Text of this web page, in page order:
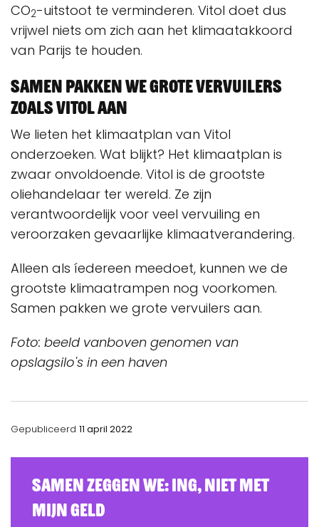
CO2-uitstoot te verminderen. Vitol doet dus
vrijwel niets om zich aan het klimaatakkoord
van Parijs te houden.
Samen pakken we grote vervuilers
zoals Vitol aan
We lieten het klimaatplan van Vitol
onderzoeken. Wat blijkt? Het klimaatplan is
zwaar onvoldoende. Vitol is de grootste
oliehandelaar ter wereld. Ze zijn
verantwoordelijk voor veel vervuiling en
veroorzaken gevaarlijke klimaatverandering.
Alleen als íedereen meedoet, kunnen we de
grootste klimaatrampen nog voorkomen.
Samen pakken we grote vervuilers aan.
Foto: beeld vanboven genomen van
opslagsilo's in een haven
Gepubliceerd 11 april 2022
Samen zeggen we: ING, Niet Met
Mijn Geld